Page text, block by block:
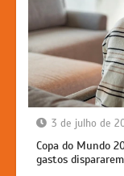
3 de julho de
Copa do Mundo
gastos